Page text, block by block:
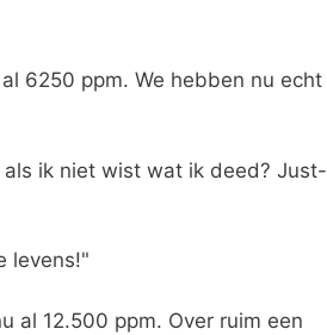
6250 ppm. We hebben nu echt
ik niet wist wat ik deed? Just-
levens!"
al 12.500 ppm. Over ruim een